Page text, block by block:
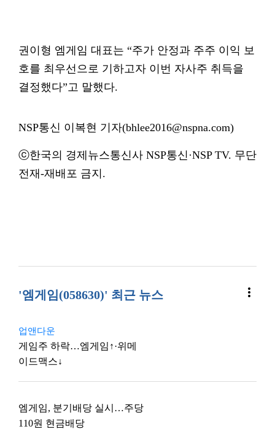
권이형 엠게임 대표는 “주가 안정과 주주 이익 보
호를 최우선으로 기하고자 이번 자사주 취득을
결정했다”고 말했다.
NSP통신 이복현 기자(bhlee2016@nspna.com)
ⓒ한국의 경제뉴스통신사 NSP통신·NSP TV. 무단
전재-재배포 금지.
'엠게임(058630)' 최근 뉴스 more_vert
업앤다운
게임주 하락…엠게임↑·위메
이드맥스↓
엠게임, 분기배당 실시…주당
110원 현금배당